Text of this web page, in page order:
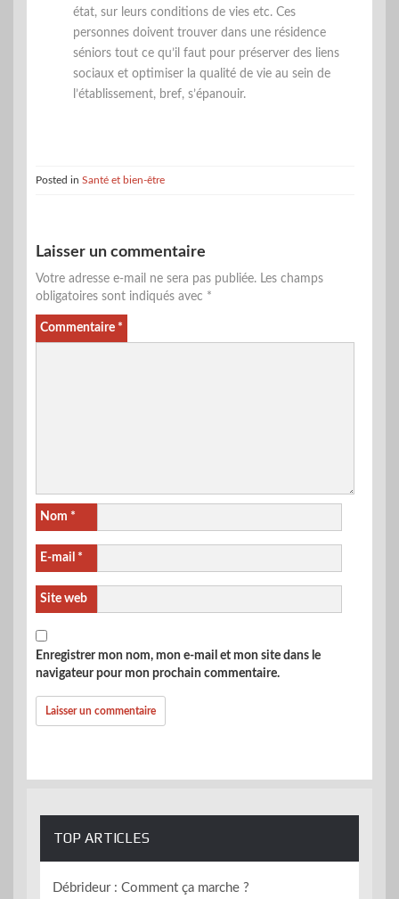
état, sur leurs conditions de vies etc. Ces
personnes doivent trouver dans une résidence
séniors tout ce qu’il faut pour préserver des liens
sociaux et optimiser la qualité de vie au sein de
l’établissement, bref, s’épanouir.
Posted in Santé et bien-être
Laisser un commentaire
Votre adresse e-mail ne sera pas publiée. Les champs
obligatoires sont indiqués avec *
Commentaire *
Nom *
E-mail *
Site web
Enregistrer mon nom, mon e-mail et mon site dans le
navigateur pour mon prochain commentaire.
TOP ARTICLES
Débrideur : Comment ça marche ?